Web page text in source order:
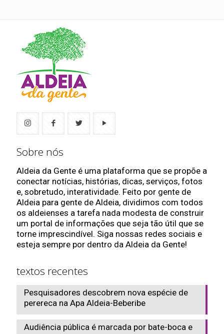
Sobre nós
Aldeia da Gente é uma plataforma que se propõe a
conectar notícias, histórias, dicas, serviços, fotos
e, sobretudo, interatividade. Feito por gente de
Aldeia para gente de Aldeia, dividimos com todos
os aldeienses a tarefa nada modesta de construir
um portal de informações que seja tão útil que se
torne imprescindível. Siga nossas redes sociais e
esteja sempre por dentro da Aldeia da Gente!
textos recentes
Pesquisadores descobrem nova espécie de
perereca na Apa Aldeia-Beberibe
Audiência pública é marcada por bate-boca e